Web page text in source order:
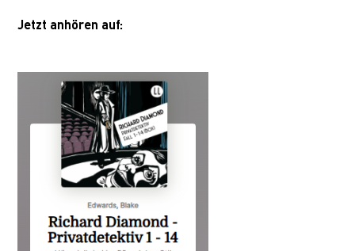
Jetzt anhören auf: